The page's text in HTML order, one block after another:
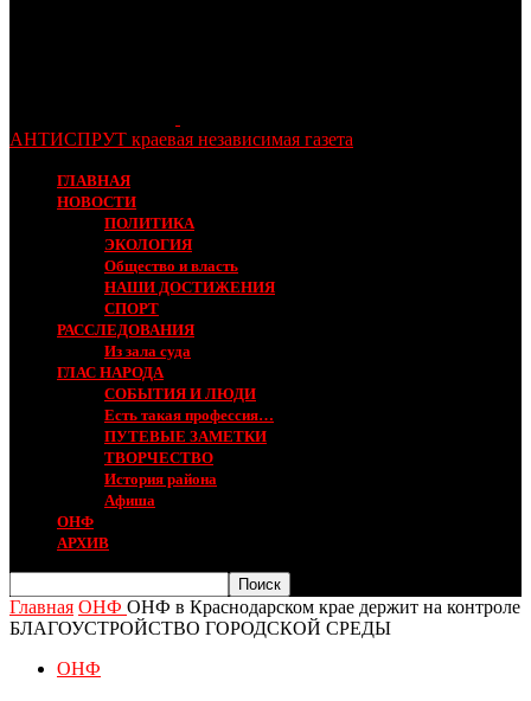
АНТИСПРУТ краевая независимая газета
ГЛАВНАЯ
НОВОСТИ
ПОЛИТИКА
ЭКОЛОГИЯ
Общество и власть
НАШИ ДОСТИЖЕНИЯ
СПОРТ
РАССЛЕДОВАНИЯ
Из зала суда
ГЛАС НАРОДА
СОБЫТИЯ И ЛЮДИ
Есть такая профессия…
ПУТЕВЫЕ ЗАМЕТКИ
ТВОРЧЕСТВО
История района
Афиша
ОНФ
АРХИВ
Главная ОНФ ОНФ в Краснодарском крае держит на контроле
БЛАГОУСТРОЙСТВО ГОРОДСКОЙ СРЕДЫ
ОНФ